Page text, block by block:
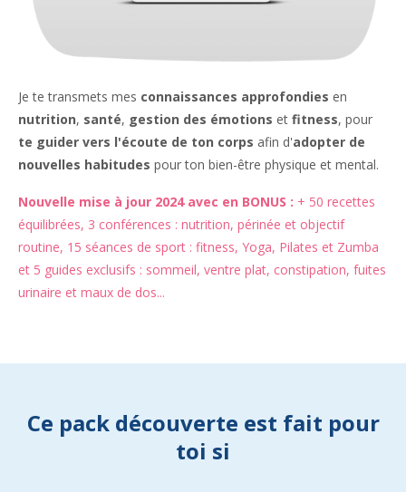
Je te transmets mes connaissances approfondies en
nutrition, santé, gestion des émotions et fitness, pour
te guider vers l'écoute de ton corps afin d'adopter de
nouvelles habitudes pour ton bien-être physique et mental.
Nouvelle mise à jour 2024 avec en BONUS : + 50 recettes
équilibrées, 3 conférences : nutrition, périnée et objectif
routine, 15 séances de sport : fitness, Yoga, Pilates et Zumba
et 5 guides exclusifs : sommeil, ventre plat, constipation, fuites
urinaire et maux de dos...
Ce pack découverte est fait pour
toi si